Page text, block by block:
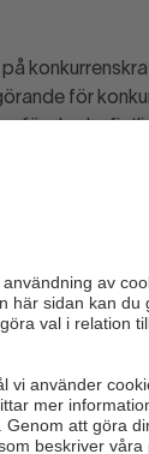
för
för den
– är
jämfört
ökat
hamnar den
12 procent
varit ännu
Därför går